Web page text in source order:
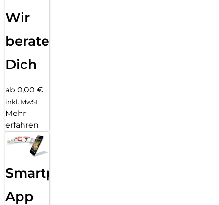
Wir
beraten
Dich
ab 0,00 €
inkl. MwSt.
Mehr
erfahren
Smartphone
App